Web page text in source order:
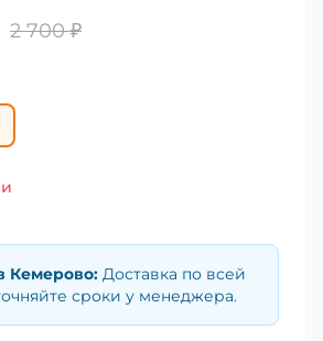
2 700 ₽
Кемерово: Доставка по всей
сроки у менеджера.